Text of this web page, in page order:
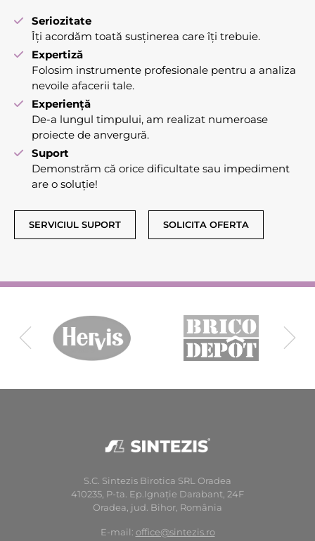
Seriozitate
Îți acordăm toată susținerea care îți trebuie.
Expertiză
Folosim instrumente profesionale pentru a analiza
nevoile afacerii tale.
Experiență
De-a lungul timpului, am realizat numeroase
proiecte de anvergură.
Suport
Demonstrăm că orice dificultate sau impediment
are o soluție!
SERVICIUL SUPORT SOLICITA OFERTA
S.C. Sintezis Birotica SRL Oradea
410235, P-ta. Ep.Ignaţie Darabant, 24F
Oradea, jud. Bihor, România
E-mail: office@sintezis.ro